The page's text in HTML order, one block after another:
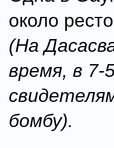
около
(На
время, в 7-
бомбу).